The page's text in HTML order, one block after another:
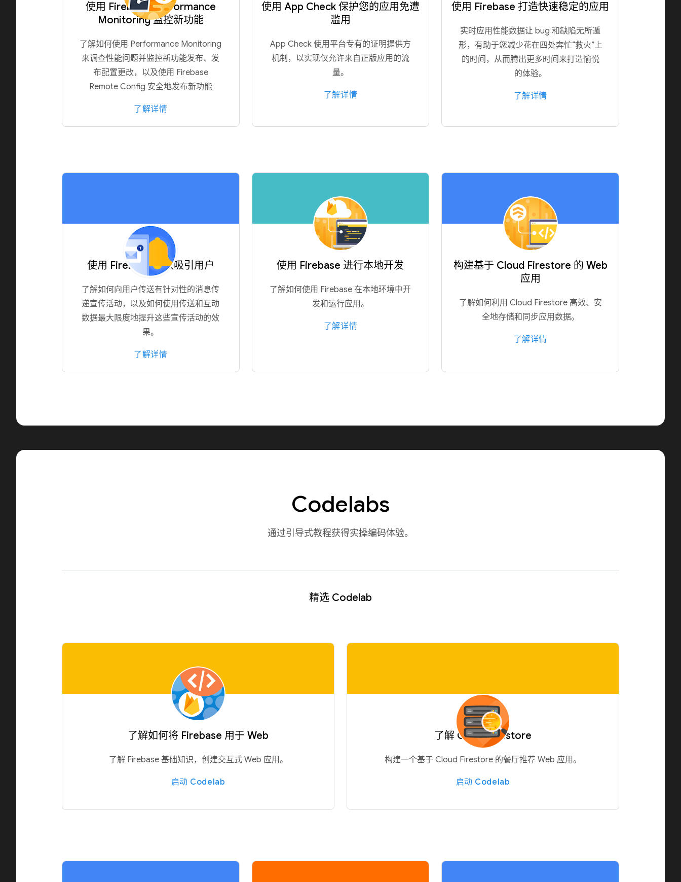
使用 Firebase Performance
Monitoring 监控新功能
了解如何使用 Performance Monitoring
来调查性能问题并监控新功能发布、发
布配置更改，以及使用 Firebase
Remote Config 安全地发布新功能
了解详情
使用 App Check 保护您的应用免遭
滥用
App Check 使用平台专有的证明提供方
机制，以实现仅允许来自正版应用的流
量。
了解详情
使用 Firebase 打造快速稳定的应用
实时应用性能数据让 bug 和缺陷无所遁
形，有助于您减少花在四处奔忙“救火”上
的时间，从而腾出更多时间来打造愉悦
的体验。
了解详情
使用 Firebase 有效吸引用户
了解如何向用户传送有针对性的消息传
递宣传活动，以及如何使用传送和互动
数据最大限度地提升这些宣传活动的效
果。
了解详情
使用 Firebase 进行本地开发
了解如何使用 Firebase 在本地环境中开
发和运行应用。
了解详情
构建基于 Cloud Firestore 的 Web
应用
了解如何利用 Cloud Firestore 高效、安
全地存储和同步应用数据。
了解详情
Codelabs
通过引导式教程获得实操编码体验。
精选 Codelab
了解如何将 Firebase 用于 Web
了解 Firebase 基础知识，创建交互式 Web 应用。
启动 Codelab
了解 Cloud Firestore
构建一个基于 Cloud Firestore 的餐厅推荐 Web 应用。
启动 Codelab